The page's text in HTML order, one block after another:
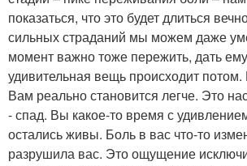
показаться, что это будет длиться
сильных страданий мы можем даже
момент важно тоже пережить, дать
удивительная вещь происходит потом.
Вам реально становится легче. Это
- спад. Вы какое-то время с
остались живы. Боль в вас что-то
разрушила вас. Это ощущение